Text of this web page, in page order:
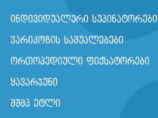
ინდივიდუალური სუპინატორები
ვარიკოზის საშუალებები
ორთოპედიული ფიქსატორები
ყავარჯენი
შშმპ ეტლი